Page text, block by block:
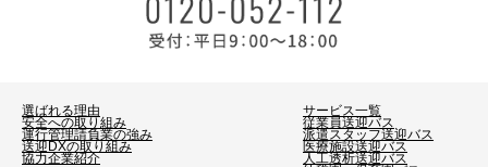
選ばれる理由
安全への取り組み
運行管理請負業の強み
送迎DXの取り組み
協力企業紹介
サービス一覧
従業員送迎バス
派遣スタッフ送迎バス
医療施設送迎バス
人工透析送迎バス